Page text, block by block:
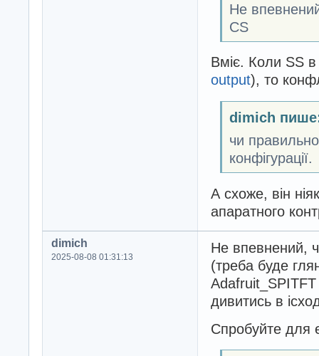
Не
CS
Вміє. Коли SS
output), то
dimich
чи правильно
конфігурації.
А схоже, він
апаратного
dimich
2025-08-08 01:31:13
Не впевнений,
(треба буде
Adafruit_SPITFT
дивитись в
Спробуйте для